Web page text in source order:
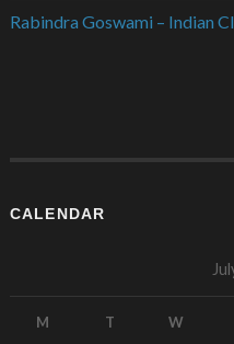
Rabindra Goswami – Indian
CALENDAR
M T W